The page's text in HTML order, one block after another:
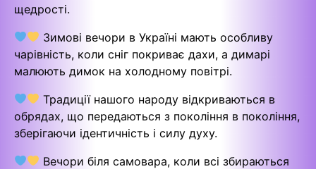
щедрості.
Зимові вечори в Україні мають особливу
чарівність, коли сніг покриває дахи, а димарі
малюють димок на холодному повітрі.
Традиції нашого народу відкриваються в
обрядах, що передаються з покоління в покоління,
зберігаючи ідентичність і силу духу.
Вечори біля самовара, коли всі збираються